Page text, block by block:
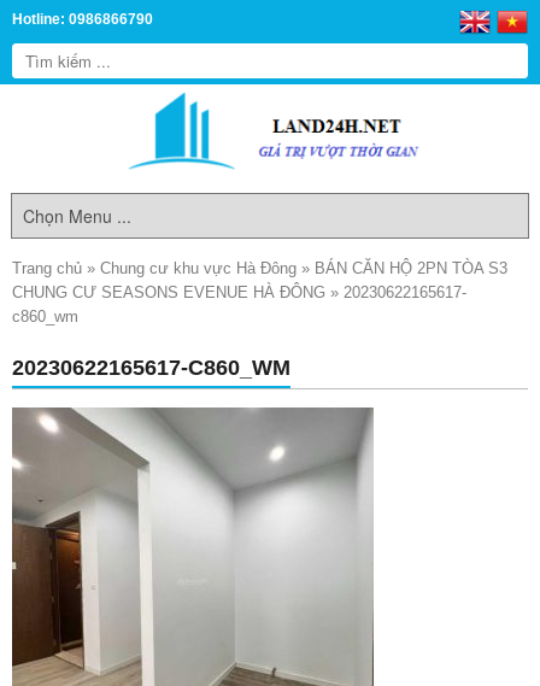
Hotline: 0986866790
Trang chủ » Chung cư khu vực Hà Đông » BÁN CĂN HỘ 2PN TÒA S3
CHUNG CƯ SEASONS EVENUE HÀ ĐÔNG » 20230622165617-
c860_wm
20230622165617-C860_WM